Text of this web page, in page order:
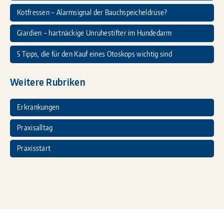
Kotfressen – Alarmsignal der Bauchspeicheldrüse?
Giardien – hartnäckige Unruhestifter im Hundedarm
5 Tipps, die für den Kauf eines Otoskops wichtig sind
Weitere Rubriken
Erkrankungen
Praxisalltag
Praxisstart